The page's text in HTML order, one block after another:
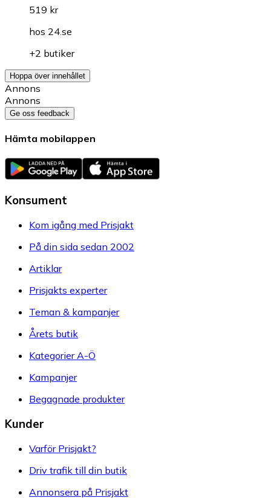
519 kr
hos 24.se
+2 butiker
Hoppa över innehållet
Annons
Annons
Ge oss feedback
Hämta mobilappen
Konsument
Kom igång med Prisjakt
På din sida sedan 2002
Artiklar
Prisjakts experter
Teman & kampanjer
Årets butik
Kategorier A-Ö
Kampanjer
Begagnade produkter
Kunder
Varför Prisjakt?
Driv trafik till din butik
Annonsera på Prisjakt